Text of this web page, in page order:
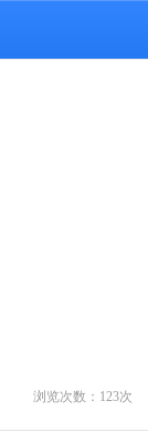
浏览次数： 123次